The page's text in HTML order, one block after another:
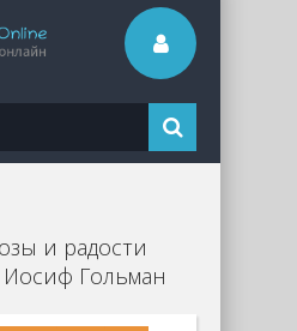
и радости
Гольман